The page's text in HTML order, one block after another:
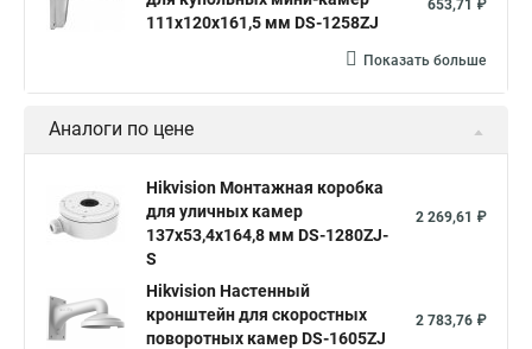
111x120x161,5 мм DS-1258ZJ
653,71 ₽
Показать больше
Аналоги по цене
Hikvision Монтажная коробка
для уличных камер
137x53,4x164,8 мм DS-1280ZJ-
S
2 269,61 ₽
Hikvision Настенный
кронштейн для скоростных
поворотных камер DS-1605ZJ
2 783,76 ₽